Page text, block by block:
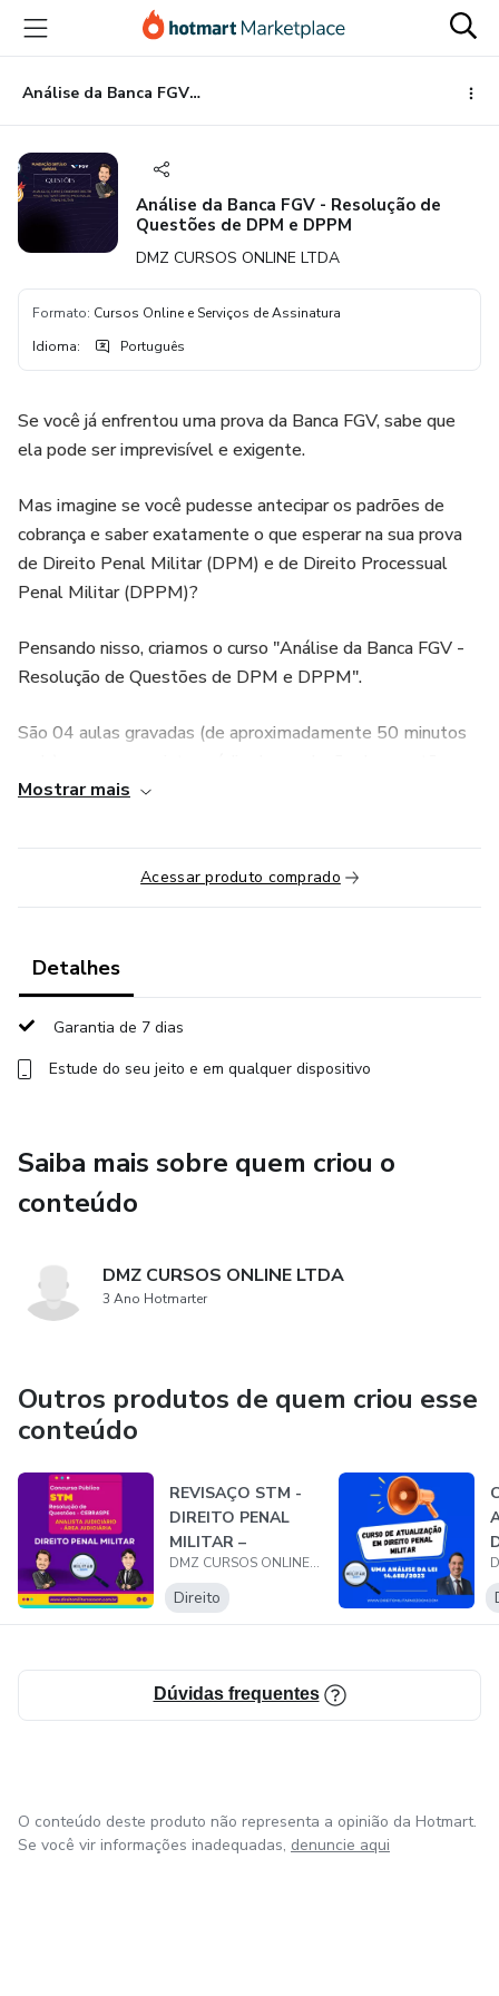
para
conteúdo
principal
para
pagamento
para
rodapé
Análise da Banca FGV - Resolução de Questões de DPM e DPPM
Análise da Banca FGV - Resolução de
Questões de DPM e DPPM
DMZ CURSOS ONLINE LTDA
Formato: Cursos Online e Serviços de Assinatura
Idioma: Português
Se você já enfrentou uma prova da Banca FGV, sabe que
ela pode ser imprevisível e exigente.
Mas imagine se você pudesse antecipar os padrões de
cobrança e saber exatamente o que esperar na sua prova
de Direito Penal Militar (DPM) e de Direito Processual
Penal Militar (DPPM)?
Pensando nisso, criamos o curso "Análise da Banca FGV -
Resolução de Questões de DPM e DPPM".
São 04 aulas gravadas (de aproximadamente 50 minutos
dos mais diversos concursos públicos organizados pela
cobrada pelos examinadores.
Professor: Wendell Petrachim Araujo – Juiz Federal da
O Curso ficará disponível por 60 (sessenta) dias após a
compra, sendo liberada imediatamente 02 (duas) aulas e,
(duas).
Mostrar mais
Acessar produto comprado
Detalhes
Garantia de 7 dias
Estude do seu jeito e em qualquer dispositivo
Saiba mais sobre quem criou o
conteúdo
DMZ CURSOS ONLINE LTDA
3 Ano Hotmarter
Outros produtos de quem criou esse
conteúdo
REVISAÇO STM -
DIREITO PENAL
MILITAR –
ANALISTA
JUDICIÁRIO -...
DMZ CURSOS ONLINE LTDA
Direito
Dúvidas frequentes
O conteúdo deste produto não representa a opinião da Hotmart.
Se você vir informações inadequadas, denuncie aqui